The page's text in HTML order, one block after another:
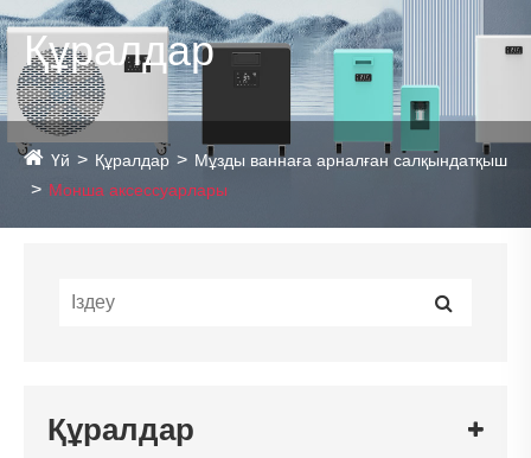
Құралдар
Үй Құралдар
Мұзды ваннаға арналған салқындатқыш
Монша аксессуарлары
Құралдар